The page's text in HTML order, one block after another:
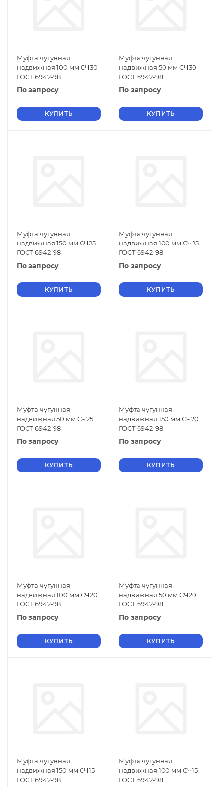
Муфта чугунная
надвижная 100 мм СЧ30
ГОСТ 6942-98
По запросу
КУПИТЬ
Муфта чугунная
надвижная 50 мм СЧ30
ГОСТ 6942-98
По запросу
КУПИТЬ
Муфта чугунная
надвижная 150 мм СЧ25
ГОСТ 6942-98
По запросу
КУПИТЬ
Муфта чугунная
надвижная 100 мм СЧ25
ГОСТ 6942-98
По запросу
КУПИТЬ
Муфта чугунная
надвижная 50 мм СЧ25
ГОСТ 6942-98
По запросу
КУПИТЬ
Муфта чугунная
надвижная 150 мм СЧ20
ГОСТ 6942-98
По запросу
КУПИТЬ
Муфта чугунная
надвижная 100 мм СЧ20
ГОСТ 6942-98
По запросу
КУПИТЬ
Муфта чугунная
надвижная 50 мм СЧ20
ГОСТ 6942-98
По запросу
КУПИТЬ
Муфта чугунная
надвижная 150 мм СЧ15
ГОСТ 6942-98
Муфта чугунная
надвижная 100 мм СЧ15
ГОСТ 6942-98